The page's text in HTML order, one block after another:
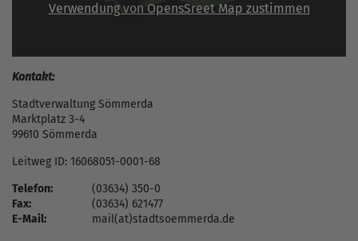
Verwendung von OpensSreet Map zustimmen
Kontakt:
Stadtverwaltung Sömmerda
Marktplatz 3-4
99610 Sömmerda
Leitweg ID: 16068051-0001-68
Telefon:
(03634) 350-0
Fax:
(03634) 621477
E-Mail:
mail(at)stadtsoemmerda.de